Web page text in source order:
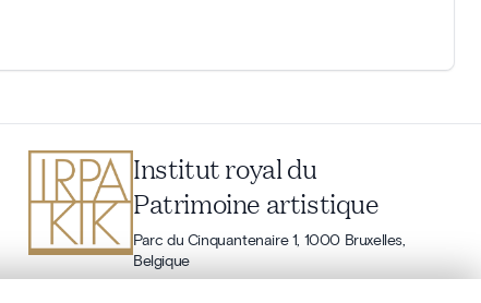
Institut royal du
Patrimoine artistique
Parc du Cinquantenaire 1, 1000 Bruxelles,
Belgique